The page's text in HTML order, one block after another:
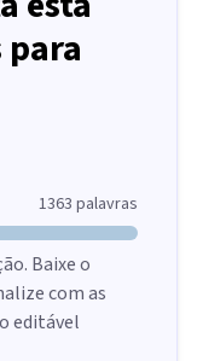
1363 palavras
Baixe o
com as
editável